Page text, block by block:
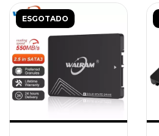
ESGOTADO